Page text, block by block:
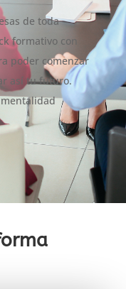
de toda
formativo con
poder comenzar
así tu futuro.